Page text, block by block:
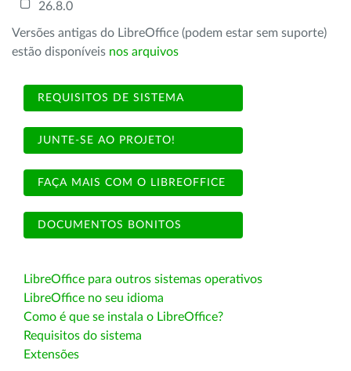
26.8.0
Versões antigas do LibreOffice (podem estar sem suporte)
estão disponíveis nos arquivos
REQUISITOS DE SISTEMA
JUNTE-SE AO PROJETO!
FAÇA MAIS COM O LIBREOFFICE
DOCUMENTOS BONITOS
LibreOffice para outros sistemas operativos
LibreOffice no seu idioma
Como é que se instala o LibreOffice?
Requisitos do sistema
Extensões